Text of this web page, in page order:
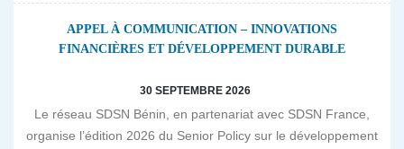
APPEL À COMMUNICATION – INNOVATIONS
FINANCIÈRES ET DÉVELOPPEMENT DURABLE
30 SEPTEMBRE 2026
Le réseau SDSN Bénin, en partenariat avec SDSN France,
organise l’édition 2026 du Senior Policy sur le développement